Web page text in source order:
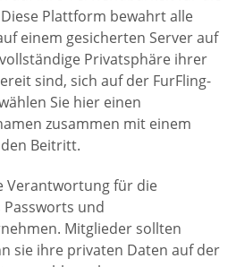
Plattform bewahrt alle
einem gesicherten Server auf
Privatsphäre ihrer
sind, sich auf der FurFling-
Sie hier einen
zusammen mit einem
Beitritt.
Verantwortung für die
und
Mitglieder sollten
sie ihre privaten Daten auf der